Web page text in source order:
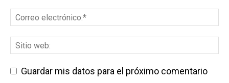
Guardar mis datos para el próximo comentario